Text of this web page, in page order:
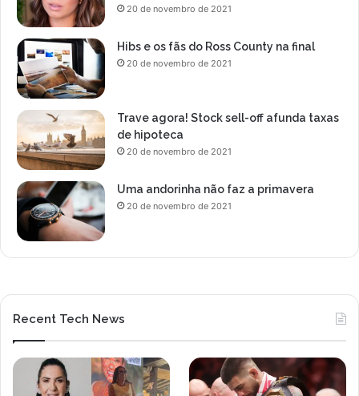
20 de novembro de 2021
Hibs e os fãs do Ross County na final
20 de novembro de 2021
Trave agora! Stock sell-off afunda taxas
de hipoteca
20 de novembro de 2021
Uma andorinha não faz a primavera
20 de novembro de 2021
Recent Tech News